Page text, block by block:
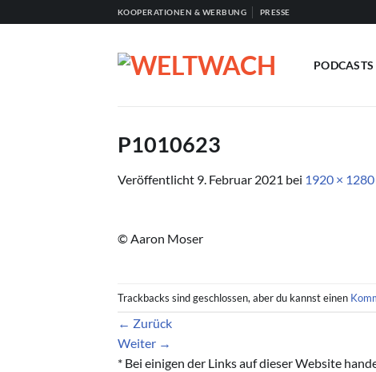
Inhalt
KOOPERATIONEN & WERBUNG PRESSE
PODCASTS
P1010623
Veröffentlicht 9. Februar 2021 bei 1920 × 1280
© Aaron Moser
Trackbacks sind geschlossen, aber du kannst einen
← Zurück
Weiter →
* Bei einigen der Links auf dieser Website